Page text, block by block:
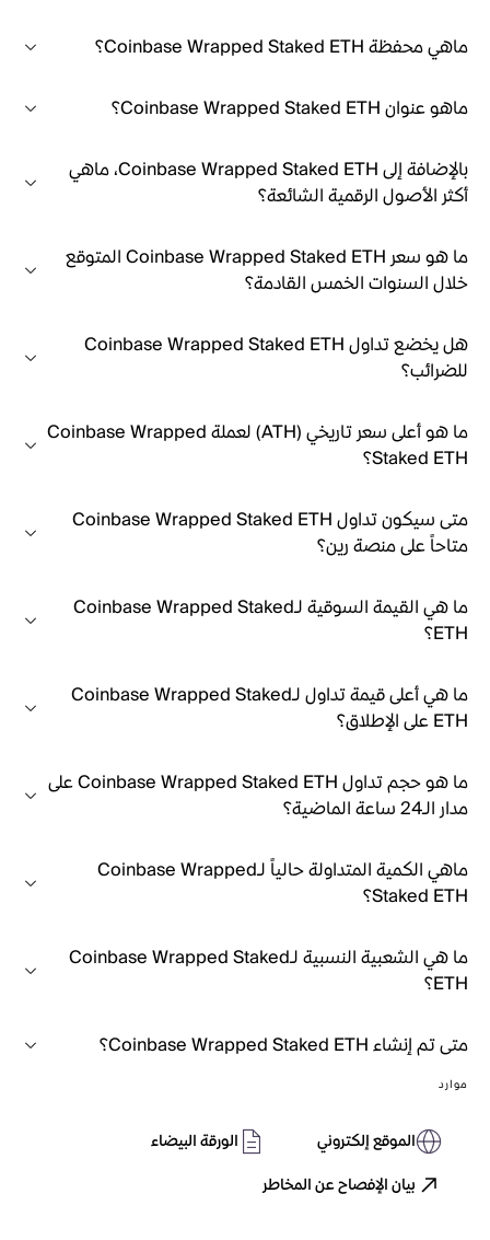
ماهي محفظة Coinbase Wrapped Staked ETH؟
ماهو عنوان Coinbase Wrapped Staked ETH؟
بالإضافة إلى Coinbase Wrapped Staked ETH، ماهي
أكثر الأصول الرقمية الشائعة؟
ما هو سعر Coinbase Wrapped Staked ETH المتوقع
خلال السنوات الخمس القادمة؟
هل يخضع تداول Coinbase Wrapped Staked ETH
للضرائب؟
ما هو أعلى سعر تاريخي (ATH) لعملة Coinbase Wrapped
Staked ETH؟
متى سيكون تداول Coinbase Wrapped Staked ETH
متاحاً على منصة رين؟
ما هي القيمة السوقية لـCoinbase Wrapped Staked
ETH؟
ما هي أعلى قيمة تداول لـCoinbase Wrapped Staked
ETH على الإطلاق؟
ما هو حجم تداول Coinbase Wrapped Staked ETH على
مدار الـ24 ساعة الماضية؟
ماهي الكمية المتداولة حالياً لـCoinbase Wrapped
Staked ETH؟
ما هي الشعبية النسبية لـCoinbase Wrapped Staked
ETH؟
متى تم إنشاء Coinbase Wrapped Staked ETH؟
موارد
الموقع إلكتروني
الورقة البيضاء
بيان الإفصاح عن المخاطر